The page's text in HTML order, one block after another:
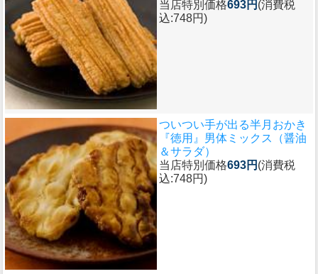
当店特別価格693円 (消費税
込:748円)
ついつい手が出る半月おかき
『徳用』男体ミックス（醤油
＆サラダ）
当店特別価格693円 (消費税
込:748円)